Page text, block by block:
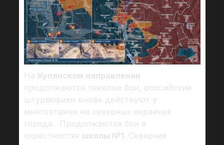
На Купянском направлении
продолжаются тяжелые бои, российские
штурмовики вновь действуют у
многоэтажек на северных окраинах
города. Продолжаются бои в
окрестностях школы №1. Северная